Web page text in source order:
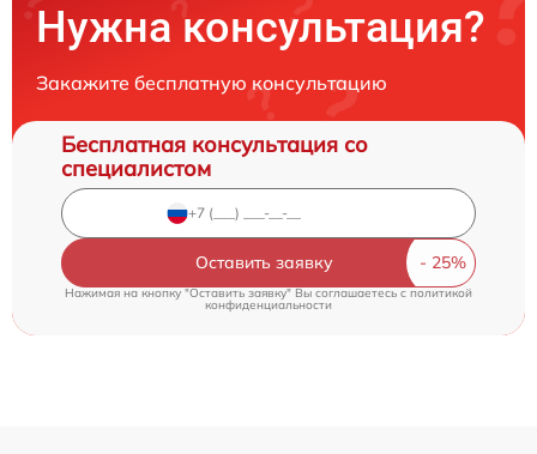
Нужна консультация?
Закажите бесплатную консультацию
Бесплатная консультация со
специалистом
Оставить заявку
Нажимая на кнопку "Оставить заявку" Вы соглашаетесь cполитикой
конфиденциальности